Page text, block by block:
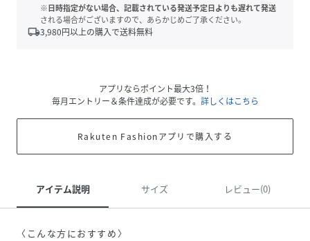
※日時指定がない場合、記載されている発送予定日よりも遅れて発送
される場合がございますので、あらかじめご了承ください。
local_shipping3,980円以上の購入で送料無料
アプリならポイント最大3倍！
毎月エントリー＆条件達成が必要です。 詳しくはこちら
Rakuten Fashionアプリで購入する
アイテム説明 サイズ レビュー(0)
〈こんな方におすすめ〉